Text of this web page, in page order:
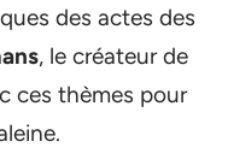
des actes des
, le créateur de
ces thèmes pour